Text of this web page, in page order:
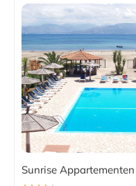
Sunrise Appartementen